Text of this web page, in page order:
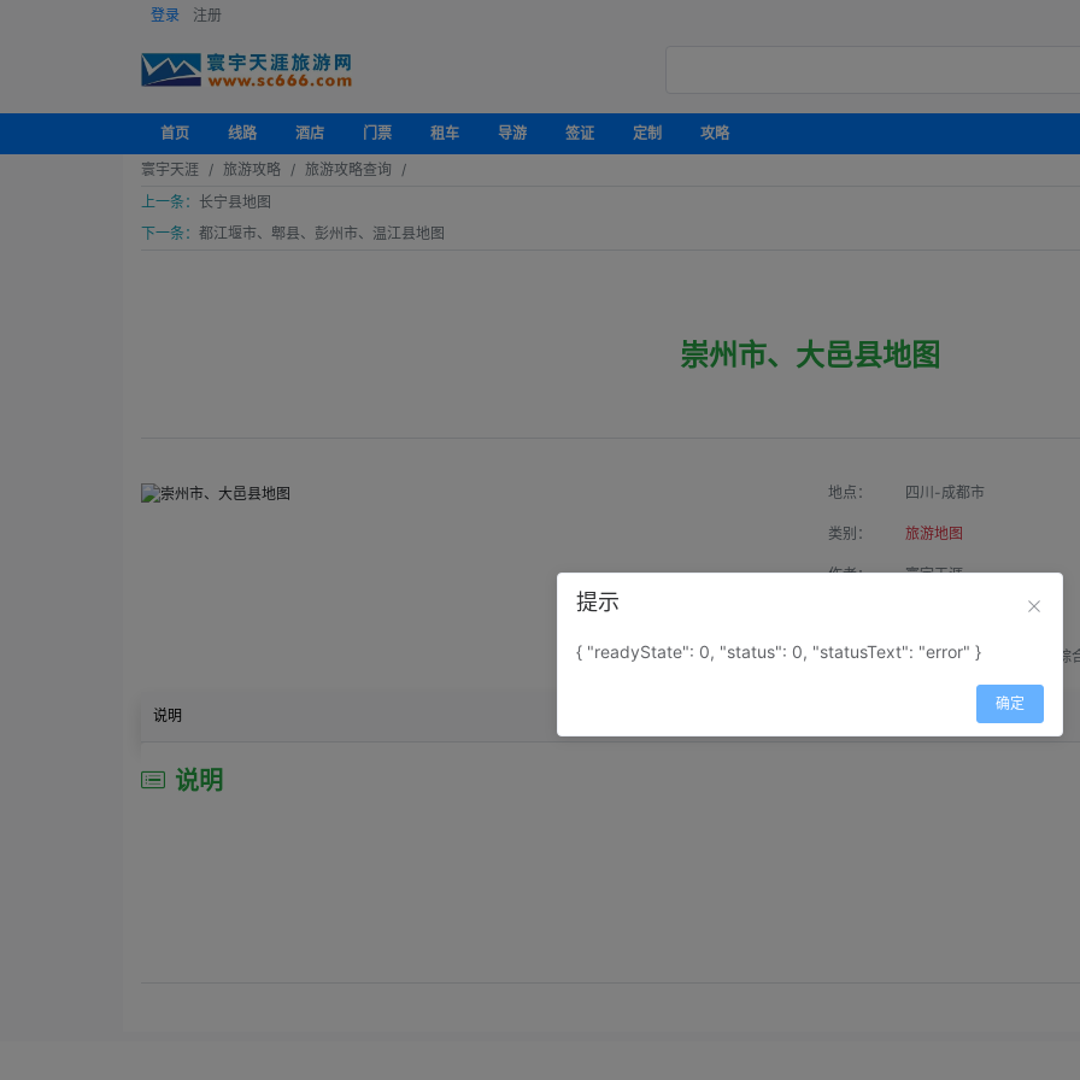
登录 注册
首页 线路 酒店 门票 租车 导游 签证 定制
攻略
寰宇天涯
旅游攻略
旅游攻略查询
上一条： 长宁县地图
下一条： 都江堰市、郫县、彭州市、温江县地图
崇州市、大邑县地图
地点： 四川-成都市
类别： 旅游地图
作者： 寰宇天涯
属性： 地图属性： 地图类型-综
说明
说明
提示
{ "readyState": 0, "status": 0, "statusText": "error" }
确定